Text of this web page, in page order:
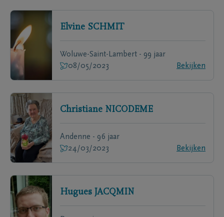
Elvine SCHMIT
Woluwe-Saint-Lambert - 99 jaar
08/05/2023
Bekijken
Christiane NICODEME
Andenne - 96 jaar
24/03/2023
Bekijken
Hugues JACQMIN